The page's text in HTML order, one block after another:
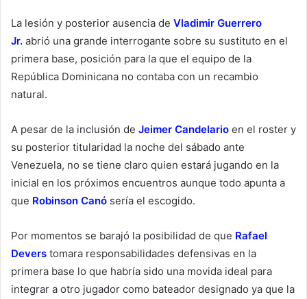
La lesión y posterior ausencia de Vladimir Guerrero
Jr. abrió una grande interrogante sobre su sustituto en el
primera base, posición para la que el equipo de la
República Dominicana no contaba con un recambio
natural.
A pesar de la inclusión de Jeimer Candelario en el roster y
su posterior titularidad la noche del sábado ante
Venezuela, no se tiene claro quien estará jugando en la
inicial en los próximos encuentros aunque todo apunta a
que Robinson Canó sería el escogido.
Por momentos se barajó la posibilidad de que Rafael
Devers tomara responsabilidades defensivas en la
primera base lo que habría sido una movida ideal para
integrar a otro jugador como bateador designado ya que la